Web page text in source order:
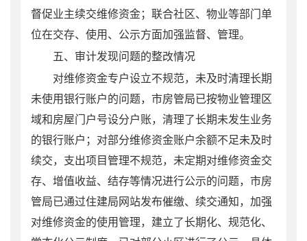
督促业主续交维修资金；联合社区、物业等部门单
位在交存、使用、公示方面加强监督、管理。
五、 审计发现问题的整改情况
对维修资金专户设立不规范， 未及时清理长期
未使用银行账户的问题， 市房管局已按物业管理区
域和房屋门户号设分户账，清理了长期未发生业务
的银行账户； 对部分维修资金账户余额不足未及时
续交， 支出项目管理不规范， 未定期对维修资金交
存、增值收益、结存等情况进行公示的问题，市房
管局已通过住建局网站发布催缴、续交通知，加强
对维修资金的使用管理， 建立了长期化、规范化、